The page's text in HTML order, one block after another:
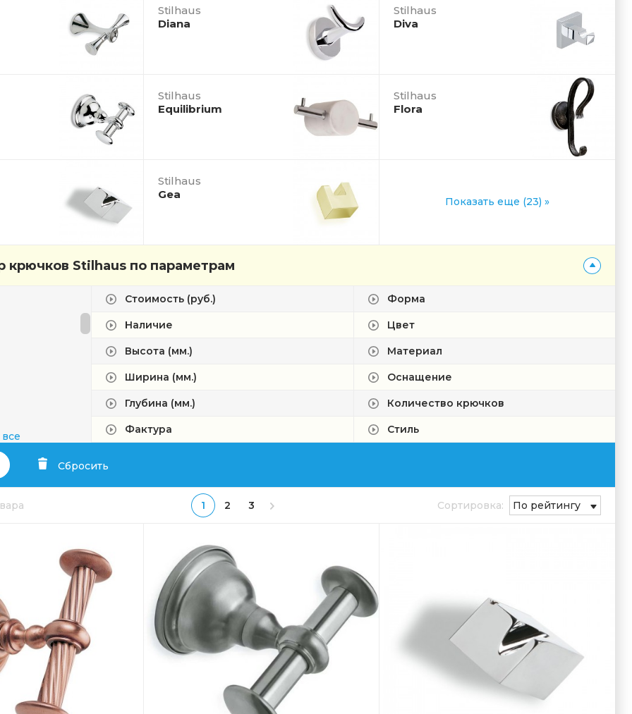
Stilhaus
Diana
Stilhaus
Diva
Stilhaus
Equilibrium
Stilhaus
Flora
Stilhaus
Gea
Показать еще (23) »
крючков Stilhaus по параметрам
Стоимость (руб.)
Наличие
Высота (мм.)
Ширина (мм.)
Глубина (мм.)
Фактура
Форма
Цвет
Материал
Оснащение
Количество крючков
Стиль
Сбросить
1 2 3 Сортировка: По рейтингу